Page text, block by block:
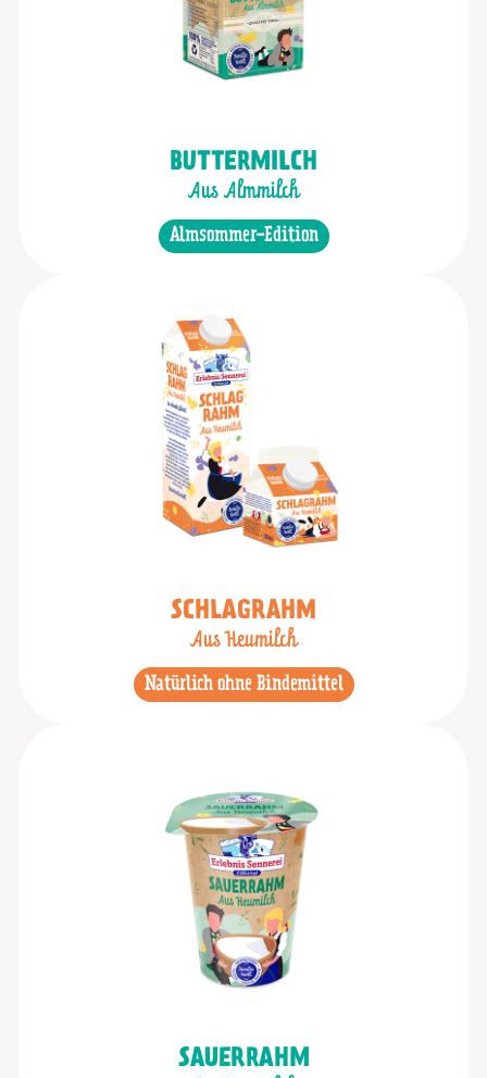
BUTTERMILCH
Aus Almmilch
Almsommer-Edition
SCHLAGRAHM
Aus Heumilch
Natürlich ohne Bindemittel
SAUERRAHM